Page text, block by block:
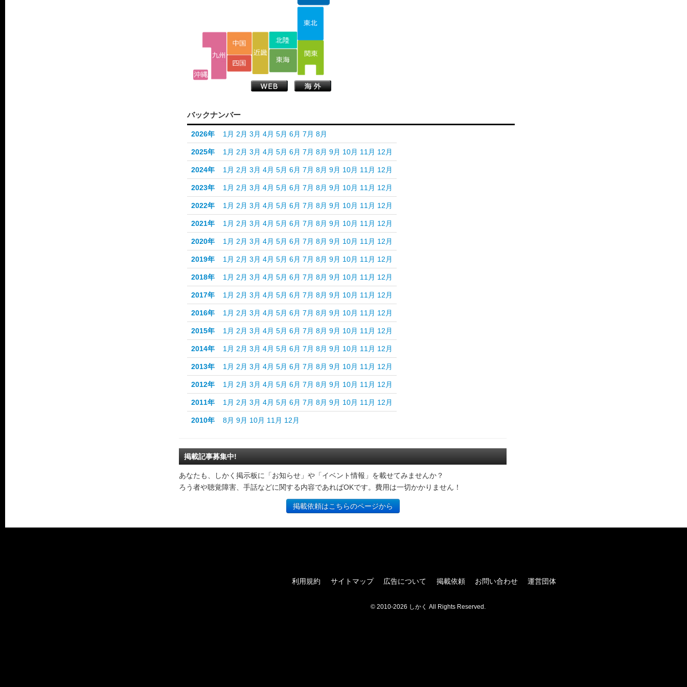
バックナンバー
2026年 1月 2月 3月 4月 5月 6月 7月 8月
2025年 1月 2月 3月 4月 5月 6月 7月 8月 9月 10月 11月 12月
2024年 1月 2月 3月 4月 5月 6月 7月 8月 9月 10月 11月 12月
2023年 1月 2月 3月 4月 5月 6月 7月 8月 9月 10月 11月 12月
2022年 1月 2月 3月 4月 5月 6月 7月 8月 9月 10月 11月 12月
2021年 1月 2月 3月 4月 5月 6月 7月 8月 9月 10月 11月 12月
2020年 1月 2月 3月 4月 5月 6月 7月 8月 9月 10月 11月 12月
2019年 1月 2月 3月 4月 5月 6月 7月 8月 9月 10月 11月 12月
2018年 1月 2月 3月 4月 5月 6月 7月 8月 9月 10月 11月 12月
2017年 1月 2月 3月 4月 5月 6月 7月 8月 9月 10月 11月 12月
2016年 1月 2月 3月 4月 5月 6月 7月 8月 9月 10月 11月 12月
2015年 1月 2月 3月 4月 5月 6月 7月 8月 9月 10月 11月 12月
2014年 1月 2月 3月 4月 5月 6月 7月 8月 9月 10月 11月 12月
2013年 1月 2月 3月 4月 5月 6月 7月 8月 9月 10月 11月 12月
2012年 1月 2月 3月 4月 5月 6月 7月 8月 9月 10月 11月 12月
2011年 1月 2月 3月 4月 5月 6月 7月 8月 9月 10月 11月 12月
2010年 8月 9月 10月 11月 12月
掲載記事募集中!
あなたも、しかく掲示板に「お知らせ」や「イベント情報」を載せてみませんか？
ろう者や聴覚障害、手話などに関する内容であればOKです。費用は一切かかりません！
掲載依頼はこちらのページから
利用規約 サイトマップ 広告について 掲載依頼 お問い合わせ 運営団体
© 2010-2026 しかく All Rights Reserved.